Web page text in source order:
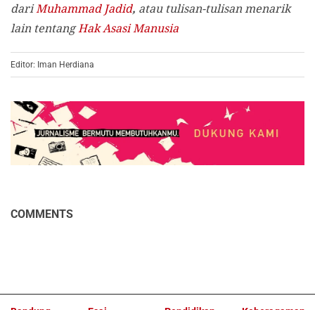
dariMuhammad Jadid, atau tulisan-tulisan menarik
lain tentangHak Asasi Manusia
Editor: Iman Herdiana
COMMENTS